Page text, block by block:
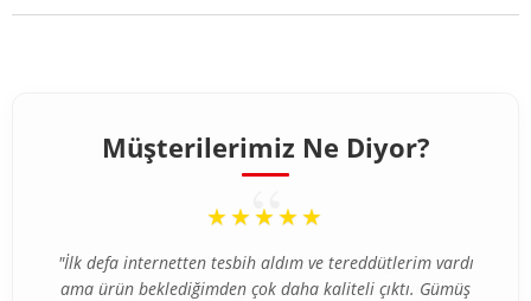
Müşterilerimiz Ne Diyor?
“
★★★★★
"İlk defa internetten tesbih aldım ve tereddütlerim vardı
ama ürün beklediğimden çok daha kaliteli çıktı. Gümüş